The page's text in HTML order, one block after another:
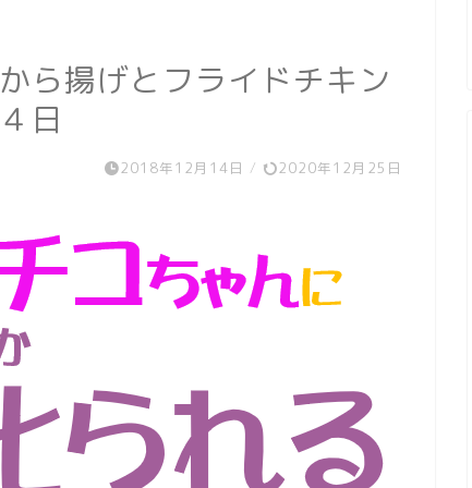
ら揚げとフライドチキン
日
2018年12月14日 / 2020年12月25日